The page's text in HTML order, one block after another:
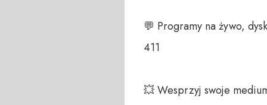
💬 Programy na żywo,
411
💥 Wesprzyj swoje